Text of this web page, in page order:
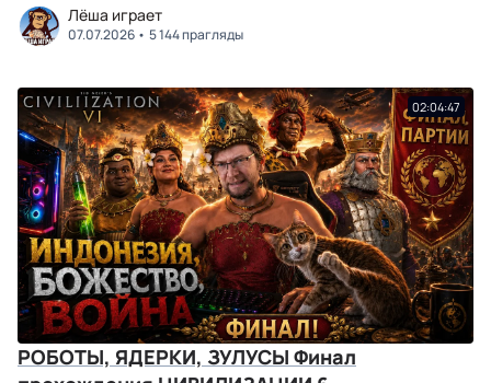
Лёша играет
07.07.2026 5 144 прагляды
02:04:47
РОБОТЫ, ЯДЕРКИ, ЗУЛУСЫ Финал